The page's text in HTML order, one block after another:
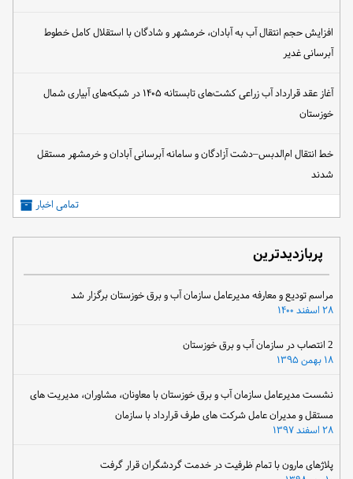
افزایش حجم انتقال آب به آبادان، خرمشهر و شادگان با استقلال کامل خطوط
آبرسانی غدیر
آغاز عقد قرارداد آب زراعی کشت‌های تابستانه ۱۴۰۵ در شبکه‌های آبیاری شمال
خوزستان
خط انتقال ام‌الدبس–دشت آزادگان و سامانه آبرسانی آبادان و خرمشهر مستقل
شدند
تمامی اخبار
پربازدیدترین
مراسم تودیع و معارفه مدیرعامل سازمان آب و برق خوزستان برگزار شد
۲۸ اسفند ۱۴۰۰
۱۸ بهمن ۱۳۹۵
نشست مدیرعامل سازمان آب و برق خوزستان با معاونان، مشاوران، مدیریت های
مستقل و مدیران عامل شرکت های طرف قرارداد با سازمان
۲۸ اسفند ۱۳۹۷
پلاژهای مارون با تمام ظرفیت در خدمت گردشگران قرار گرفت